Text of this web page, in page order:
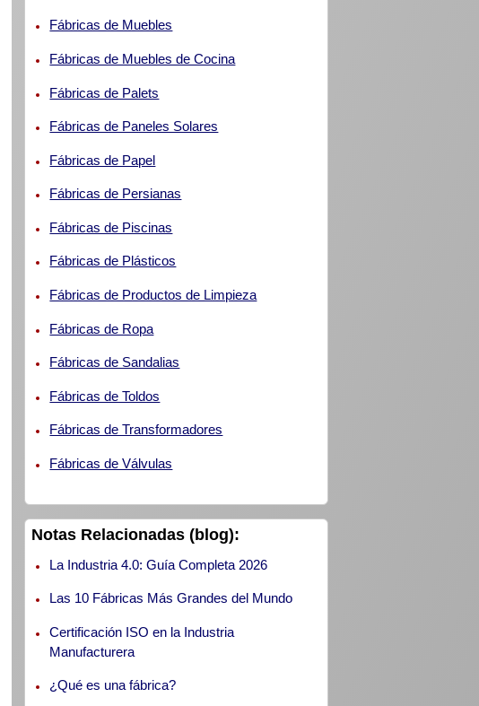
Fábricas de Muebles
Fábricas de Muebles de Cocina
Fábricas de Palets
Fábricas de Paneles Solares
Fábricas de Papel
Fábricas de Persianas
Fábricas de Piscinas
Fábricas de Plásticos
Fábricas de Productos de Limpieza
Fábricas de Ropa
Fábricas de Sandalias
Fábricas de Toldos
Fábricas de Transformadores
Fábricas de Válvulas
Notas Relacionadas (blog):
La Industria 4.0: Guía Completa 2026
Las 10 Fábricas Más Grandes del Mundo
Certificación ISO en la Industria
Manufacturera
¿Qué es una fábrica?